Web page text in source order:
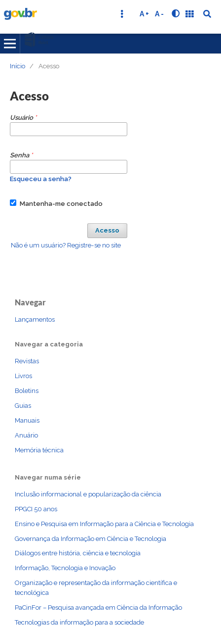
A + A -
Início / Acesso
Acesso
Usuário *
Senha *
Esqueceu a senha?
Mantenha-me conectado
Acesso
Não é um usuário? Registre-se no site
Navegar
Lançamentos
Navegar a categoria
Revistas
Livros
Boletins
Guias
Manuais
Anuário
Memória técnica
Navegar numa série
Inclusão informacional e popularização da ciência
PPGCI 50 anos
Ensino e Pesquisa em Informação para a Ciência e Tecnologia
Governança da Informação em Ciência e Tecnologia
Diálogos entre história, ciência e tecnologia
Informação, Tecnologia e Inovação
Organização e representação da informação científica e
tecnológica
PaCinFor – Pesquisa avançada em Ciência da Informação
Tecnologias da informação para a sociedade